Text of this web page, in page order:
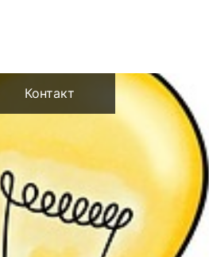
Контакт